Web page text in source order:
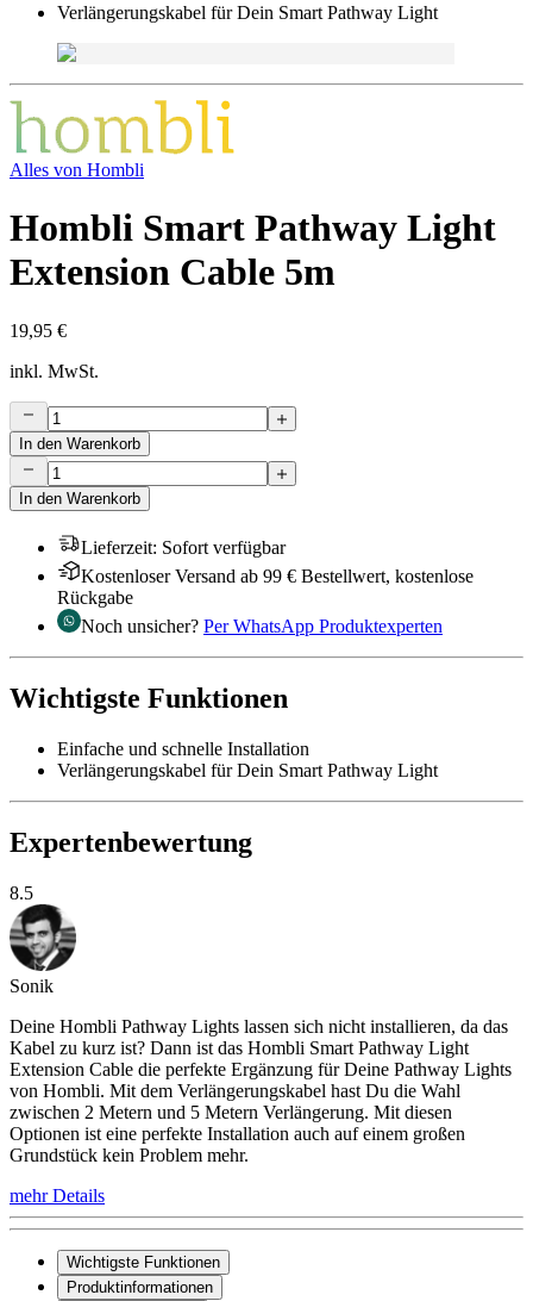
Verlängerungskabel für Dein Smart Pathway Light
Alles von Hombli
Hombli Smart Pathway Light
Extension Cable 5m
19,95 €
inkl. MwSt.
In den Warenkorb
In den Warenkorb
Lieferzeit: Sofort verfügbar
Kostenloser Versand ab 99 € Bestellwert, kostenlose
Rückgabe
Noch unsicher? Per WhatsApp Produktexperten
Wichtigste Funktionen
Einfache und schnelle Installation
Verlängerungskabel für Dein Smart Pathway Light
Expertenbewertung
8.5
Sonik
Deine Hombli Pathway Lights lassen sich nicht installieren, da das
Kabel zu kurz ist? Dann ist das Hombli Smart Pathway Light
Extension Cable die perfekte Ergänzung für Deine Pathway Lights
von Hombli. Mit dem Verlängerungskabel hast Du die Wahl
zwischen 2 Metern und 5 Metern Verlängerung. Mit diesen
Optionen ist eine perfekte Installation auch auf einem großen
Grundstück kein Problem mehr.
mehr Details
Wichtigste Funktionen
Produktinformationen